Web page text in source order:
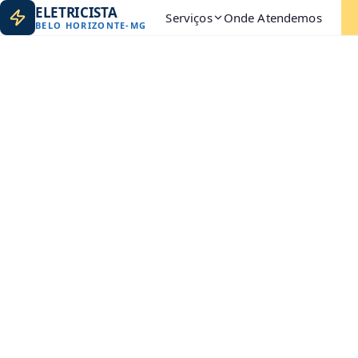
ELETRICISTA
BELO HORIZONTE- MG Serviços Onde Atendemos